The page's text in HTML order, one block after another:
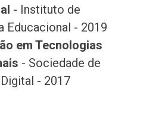
- Instituto de
Educacional - 2019
em Tecnologias
- Sociedade de
- 2017